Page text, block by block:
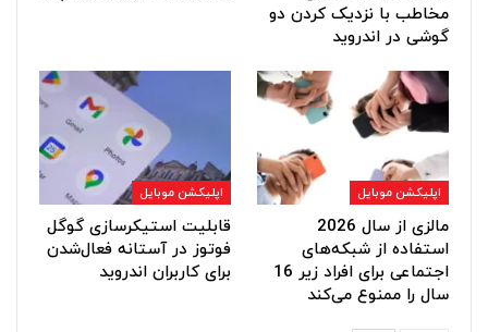
مخاطب با نزدیک کردن دو
گوشی در اندروید
اپلیکشن موبایل
مالزی از سال 2026
استفاده از شبکه‌های
اجتماعی برای افراد زیر 16
سال را ممنوع می‌کند
اپلیکشن موبایل
قابلیت استیکرسازی گوگل
فوتوز در آستانه فعال‌شدن
برای کاربران اندروید